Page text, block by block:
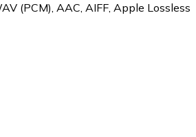
(PCM), AAC, AIFF, Apple Lossless